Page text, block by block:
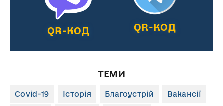
QR-КОД QR-КОД
ТЕМИ
Covid-19 Історія Благоустрій Вакансії